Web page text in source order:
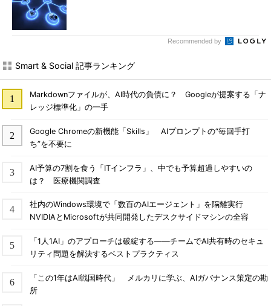
Recommended by
Smart & Social 記事ランキング
Markdownファイルが、AI時代の負債に？ Googleが提案する「ナ
レッジ標準化」の一手
Google Chromeの新機能「Skills」 AIプロンプトの“毎回手打
ち”を不要に
AI予算の7割を食う「ITインフラ」、中でも予算超過しやすいの
は？ 医療機関調査
社内のWindows環境で「数百のAIエージェント」を隔離実行
NVIDIAとMicrosoftが共同開発したデスクサイドマシンの全容
「1人1AI」のアプローチは破綻する――チームでAI共有時のセキュ
リティ問題を解決するベストプラクティス
「この1年はAI戦国時代」 メルカリに学ぶ、AIガバナンス策定の勘
所